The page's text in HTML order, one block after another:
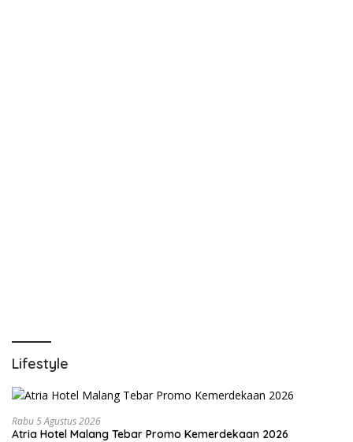
Lifestyle
Rabu 5 Agustus 2026
Atria Hotel Malang Tebar Promo Kemerdekaan 2026